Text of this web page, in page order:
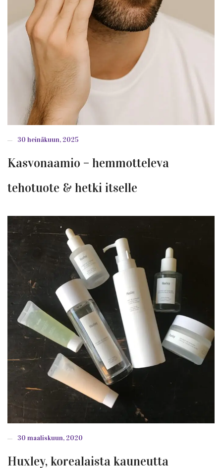
30 heinäkuun, 2025
Kasvonaamio – hemmotteleva
tehotuote & hetki itselle
30 maaliskuun, 2020
Huxley, korealaista kauneutta